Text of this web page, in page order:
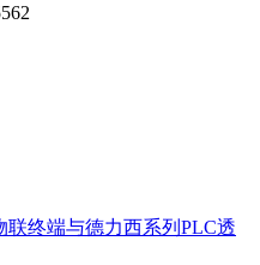
联终端与德力西系列PLC透